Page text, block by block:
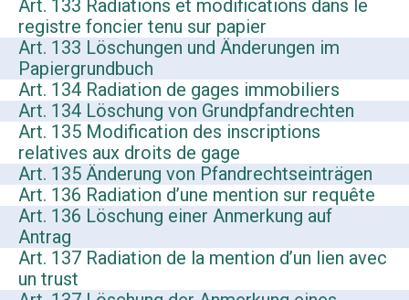
Art. 133 Radiations et modifications dans le
registre foncier tenu sur papier
Art. 133 Löschungen und Änderungen im
Papiergrundbuch
Art. 134 Radiation de gages immobiliers
Art. 134 Löschung von Grundpfandrechten
Art. 135 Modification des inscriptions
relatives aux droits de gage
Art. 135 Änderung von Pfandrechtseinträgen
Art. 136 Radiation d’une mention sur requête
Art. 136 Löschung einer Anmerkung auf
Antrag
Art. 137 Radiation de la mention d’un lien avec
un trust